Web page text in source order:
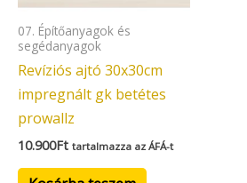
07. Építőanyagok és
segédanyagok
Revíziós ajtó 30x30cm
impregnált gk betétes
prowallz
10.900Ft tartalmazza az ÁFÁ-t